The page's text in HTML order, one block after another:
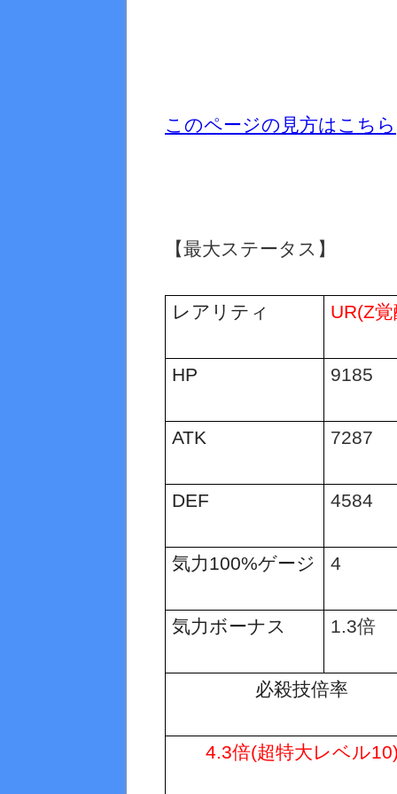
このページの見方はこちら
【最大ステータス】
レアリティ UR(Z覚
HP 9185
ATK 7287
DEF 4584
気力100%ゲージ 4
気力ボーナス 1.3倍
必殺技倍率
4.3倍(超特大レベル